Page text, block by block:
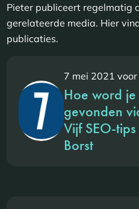
Pieter publiceert regelmatig
gerelateerde media. Hier
publicaties.
7 mei 2021 voor
Hoe word
gevonden
Vijf SEO-
Borst